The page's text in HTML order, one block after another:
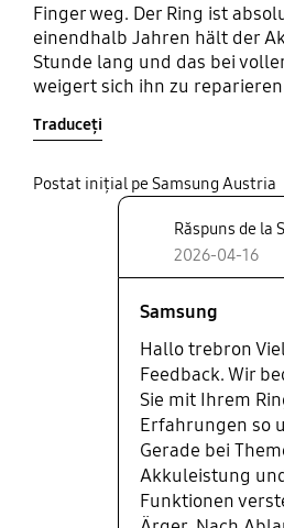
Finger weg. Der Ring ist
einendhalb Jahren hält der
Stunde lang und das bei
weigert sich ihn zu
Schlaftracking weswegen ich
schlaf nicht einmal 1 Stunde
Schritte stimmen auch nicht
überein. Ein einziger Reinfall.
Traduceți
Postat inițial pe Samsung Austria
Răspuns de la
2026-04-16
Samsung
Hallo trebron
Feedback. Wir
Sie mit Ihrem
Erfahrungen so
Gerade bei
Akkuleistung
Funktionen